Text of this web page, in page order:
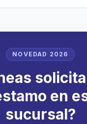
NOVEDAD 2026
en
sucursal?